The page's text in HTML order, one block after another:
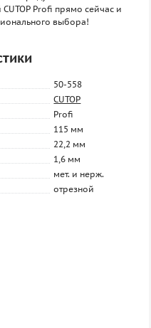
Profi прямо сейчас и
выбора!
50-558
CUTOP
Profi
115 мм
22,2 мм
1,6 мм
мет. и нерж.
отрезной